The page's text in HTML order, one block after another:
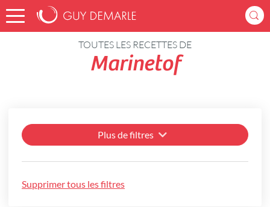
Accueil Recettes
TOUTES LES RECETTES DE
Marinetof
Plus de filtres
Supprimer tous les filtres